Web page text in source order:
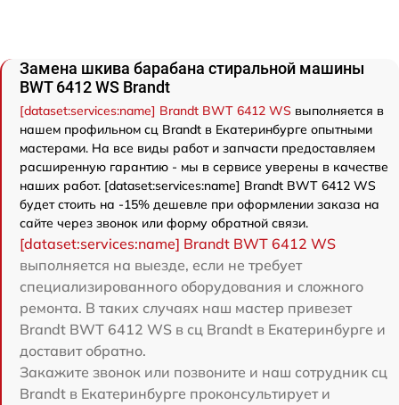
Замена шкива барабана стиральной машины
BWT 6412 WS Brandt
[dataset:services:name] Brandt BWT 6412 WS выполняется в
нашем профильном сц Brandt в Екатеринбурге опытными
мастерами. На все виды работ и запчасти предоставляем
расширенную гарантию - мы в сервисе уверены в качестве
наших работ. [dataset:services:name] Brandt BWT 6412 WS
будет стоить на -15% дешевле при оформлении заказа на
сайте через звонок или форму обратной связи.
[dataset:services:name] Brandt BWT 6412 WS
выполняется на выезде, если не требует
специализированного оборудования и сложного
ремонта. В таких случаях наш мастер привезет
Brandt BWT 6412 WS в сц Brandt в Екатеринбурге и
доставит обратно.
Закажите звонок или позвоните и наш сотрудник сц
Brandt в Екатеринбурге проконсультирует и